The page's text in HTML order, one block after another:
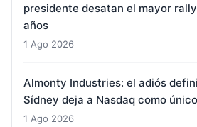
presidente desatan el mayor
años
1 Ago 2026
Almonty Industries: el adiós
Sídney deja a Nasdaq como
1 Ago 2026